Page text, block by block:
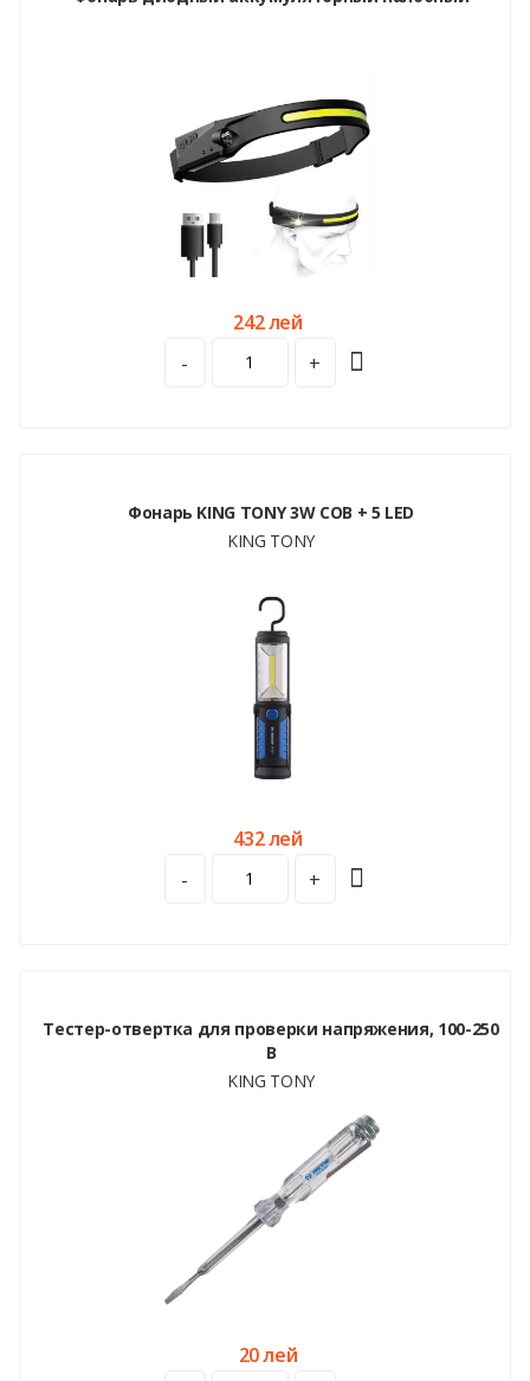
242 лей
-
+
Фонарь KING TONY 3W COB + 5 LED
KING TONY
432 лей
-
+
Тестер-отвертка для проверки напряжения, 100-250
В
KING TONY
20 лей